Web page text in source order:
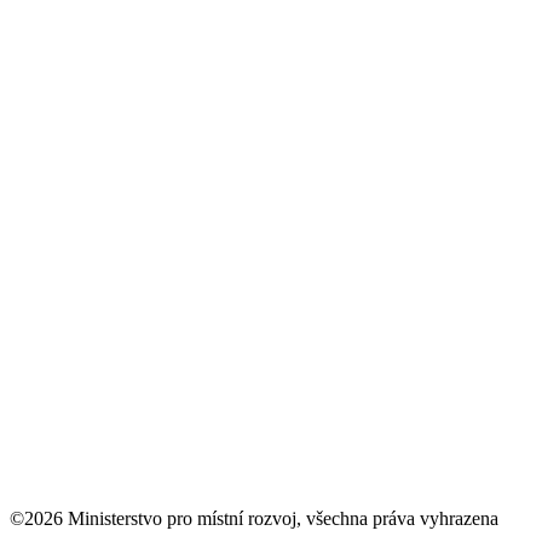
©2026 Ministerstvo pro místní rozvoj, všechna práva vyhrazena